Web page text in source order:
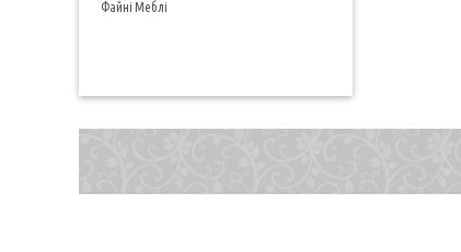
Файні Меблі